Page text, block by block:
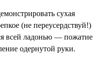
сухая
(не переусердствуй!)
всей ладонью — пожатие
одернутой руки.